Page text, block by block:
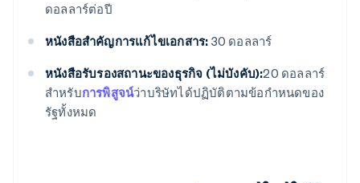
ดอลลาร์ต่อปี
หนังสือสำคัญการแก้ไขเอกสาร: 30 ดอลลาร์
หนังสือรับรองสถานะของธุรกิจ (ไม่บังคับ):20 ดอลลาร์
สำหรับการพิสูจน์ว่าบริษัทได้ปฏิบัติตามข้อกำหนดของ
รัฐทั้งหมด